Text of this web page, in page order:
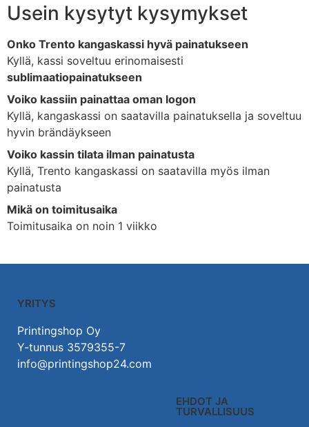
Usein kysytyt kysymykset
Onko Trento kangaskassi hyvä painatukseen
Kyllä, kassi soveltuu erinomaisesti
sublimaatiopainatukseen
Voiko kassiin painattaa oman logon
Kyllä, kangaskassi on saatavilla painatuksella ja soveltuu
hyvin brändäykseen
Voiko kassin tilata ilman painatusta
Kyllä, Trento kangaskassi on saatavilla myös ilman
painatusta
Mikä on toimitusaika
Toimitusaika on noin 1 viikko
YRITYS
Printingshop Oy
Y-tunnus 3579355-7
info@printingshop24.com
EHDOT JA
TURVALLISUUS